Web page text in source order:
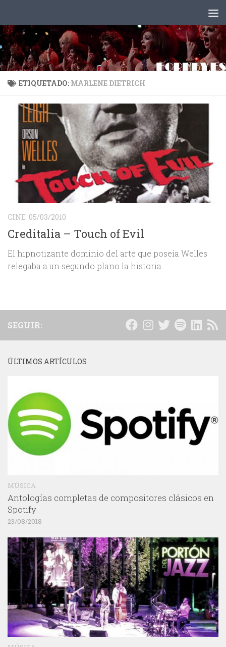
ETIQUETADO: MARLENE DIETRICH
CINE 05/03/2010
Creditalia – Touch of Evil
El hipnotizante dominio del arte que poseía Welles
relegaba a un segundo plano la historia.
SEGUIR:
ÚLTIMOS ARTÍCULOS
MÚSICA
Antologías completas de compositores clásicos en
Spotify
23/08/2018